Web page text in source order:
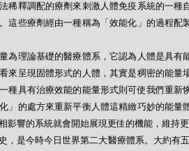
稀釋調配的療劑來刺激人體免疫系統的一種
這些療劑經由一種稱為「效能化」的過程配
為理論基礎的醫療體系，它認為人體是具有
來呈現固體形式的人體，其實是稠密的能量
種具有治療效能的能量形式則可使我們重新
」的處方來重新平衡人體這精緻巧妙的能量
影響的系統就會開始展現更佳的機能，維持更
，是今時今日世界第二大醫療體系。大約有